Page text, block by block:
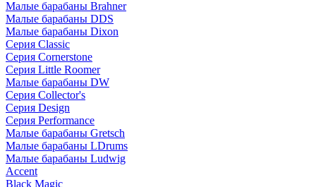
Малые барабаны Brahner
Малые барабаны DDS
Малые барабаны Dixon
Серия Classic
Серия Cornerstone
Серия Little Roomer
Малые барабаны DW
Серия Collector's
Серия Design
Серия Performance
Малые барабаны Gretsch
Малые барабаны LDrums
Малые барабаны Ludwig
Accent
Black Magic